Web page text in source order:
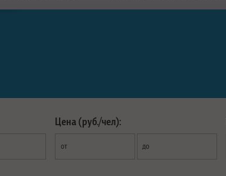
Цена (руб./чел):
от до